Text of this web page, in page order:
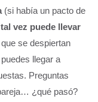
(si había un pacto de
vez puede llevar
se despiertan
llegar a
Preguntas
¿qué pasó?